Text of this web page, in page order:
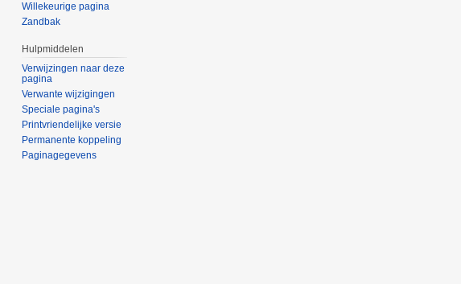
Willekeurige pagina
Zandbak
Hulpmiddelen
Verwijzingen naar deze
pagina
Verwante wijzigingen
Speciale pagina's
Printvriendelijke versie
Permanente koppeling
Paginagegevens